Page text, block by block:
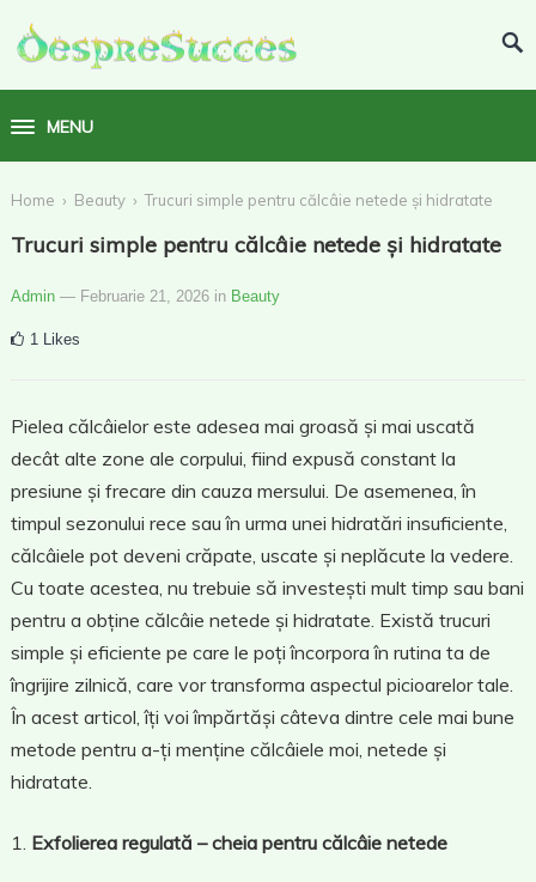
MENU
Home › Beauty › Trucuri simple pentru călcâie netede și hidratate
Trucuri simple pentru călcâie netede și hidratate
Admin — Februarie 21, 2026 in Beauty
1 Likes
Pielea călcâielor este adesea mai groasă și mai uscată
decât alte zone ale corpului, fiind expusă constant la
presiune și frecare din cauza mersului. De asemenea, în
timpul sezonului rece sau în urma unei hidratări insuficiente,
călcâiele pot deveni crăpate, uscate și neplăcute la vedere.
Cu toate acestea, nu trebuie să investești mult timp sau bani
pentru a obține călcâie netede și hidratate. Există trucuri
simple și eficiente pe care le poți încorpora în rutina ta de
îngrijire zilnică, care vor transforma aspectul picioarelor tale.
În acest articol, îți voi împărtăși câteva dintre cele mai bune
metode pentru a-ți menține călcâiele moi, netede și
hidratate.
Exfolierea regulată – cheia pentru călcâie netede